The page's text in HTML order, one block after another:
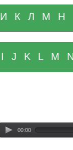
И К Л М Н
I J K L M
00:00